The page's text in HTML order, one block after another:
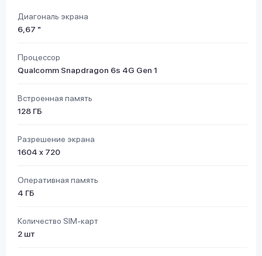
Диагональ экрана
6,67 "
Процессор
Qualcomm Snapdragon 6s 4G Gen 1
Встроенная память
128 ГБ
Разрешение экрана
1604 х 720
Оперативная память
4 ГБ
Количество SIM-карт
2 шт